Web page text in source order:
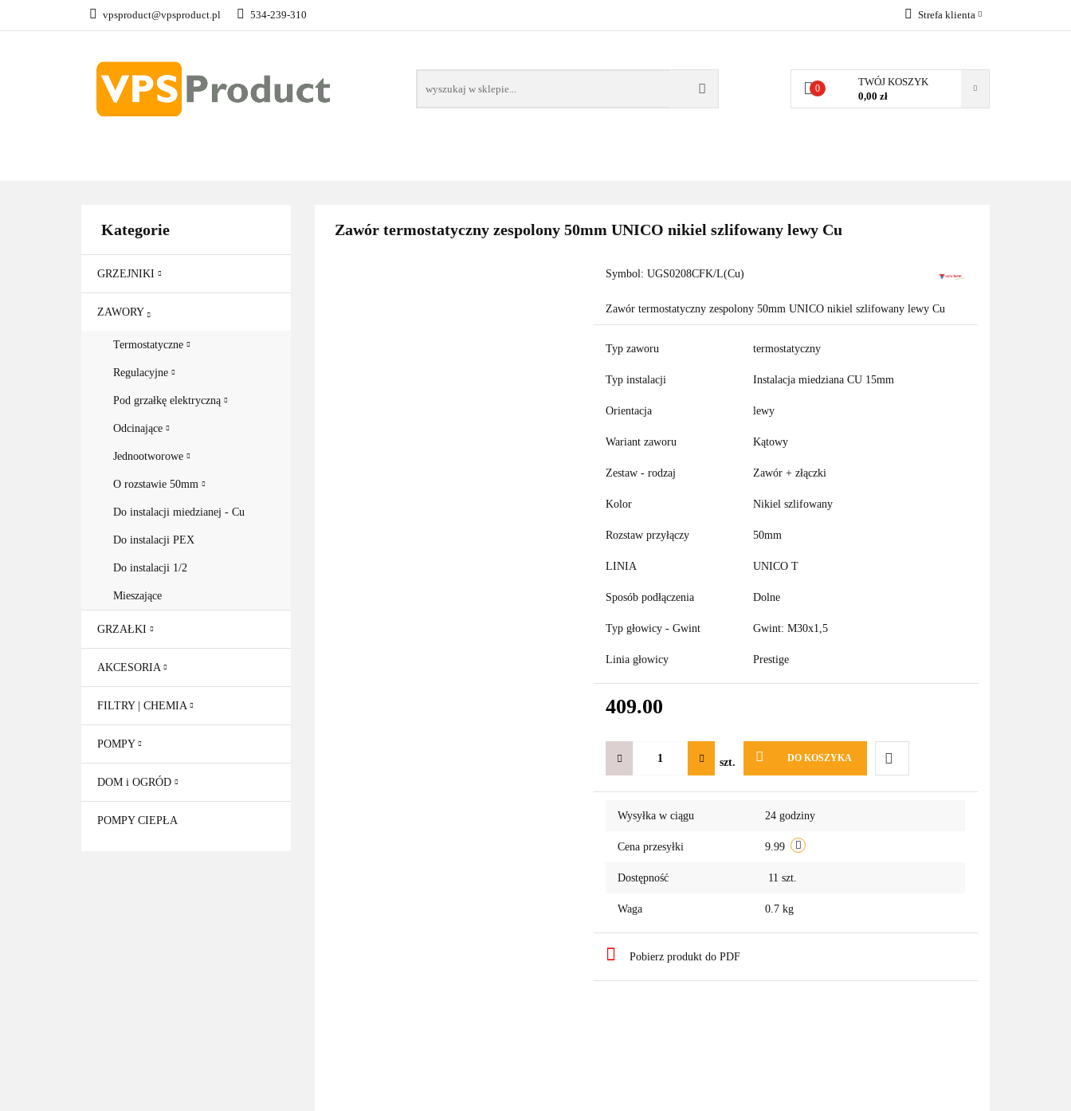
vpsproduct@vpsproduct.pl 534-239-310 Strefa klienta
Zarejestruj się
0
TWÓJ KOSZYK
0,00 zł
GRZEJNIKI
Kategorie
GRZEJNIKI
ZAWORY
Termostatyczne
Regulacyjne
Pod grzałkę elektryczną
Odcinające
Jednootworowe
O rozstawie 50mm
Do instalacji miedzianej - Cu
Do instalacji PEX
Do instalacji 1/2
Mieszające
GRZAŁKI
AKCESORIA
FILTRY | CHEMIA
POMPY
DOM i OGRÓD
POMPY CIEPŁA
Zawór termostatyczny zespolony 50mm UNICO nikiel szlifowany lewy Cu
Symbol:UGS0208CFK/L(Cu)
Zawór termostatyczny zespolony 50mm UNICO nikiel szlifowany lewy Cu
Typ zaworu termostatyczny
Typ instalacji Instalacja miedziana CU 15mm
Orientacja lewy
Wariant zaworu Kątowy
Zestaw - rodzaj Zawór + złączki
Kolor Nikiel szlifowany
Rozstaw przyłączy 50mm
LINIA UNICO T
Sposób podłączenia Dolne
Typ głowicy - Gwint Gwint: M30x1,5
Linia głowicy Prestige
409.00
szt. DO KOSZYKA
Do
Wysyłka w ciągu 24 godziny
Cena przesyłki 9.99
Dostępność 11 szt.
Waga 0.7 kg
Pobierz produkt do PDF